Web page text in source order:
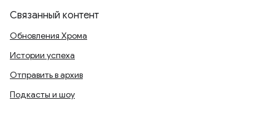
Связанный контент
Обновления Хрома
Истории успеха
Отправить в архив
Подкасты и шоу